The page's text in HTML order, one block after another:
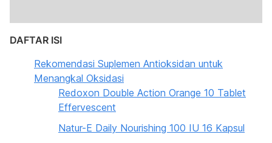
DAFTAR ISI
Rekomendasi Suplemen Antioksidan untuk
Menangkal Oksidasi
Redoxon Double Action Orange 10 Tablet
Effervescent
Natur-E Daily Nourishing 100 IU 16 Kapsul